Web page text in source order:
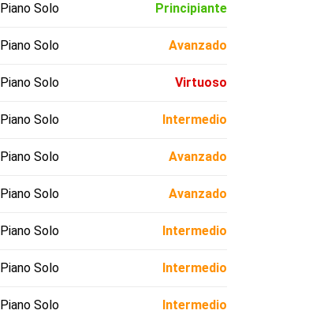
Piano Solo Principiante
Piano Solo Avanzado
Piano Solo Virtuoso
Piano Solo Intermedio
Piano Solo Avanzado
Piano Solo Avanzado
Piano Solo Intermedio
Piano Solo Intermedio
Piano Solo Intermedio